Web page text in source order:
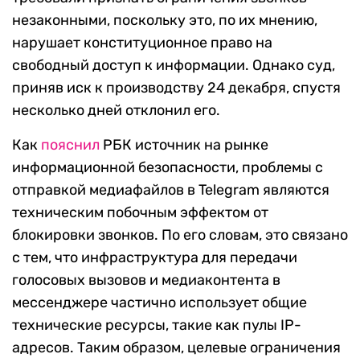
незаконными, поскольку это, по их мнению,
нарушает конституционное право на
свободный доступ к информации. Однако суд,
приняв иск к производству 24 декабря, спустя
несколько дней отклонил его.
Как пояснил РБК источник на рынке
информационной безопасности, проблемы с
отправкой медиафайлов в Telegram являются
техническим побочным эффектом от
блокировки звонков. По его словам, это связано
с тем, что инфраструктура для передачи
голосовых вызовов и медиаконтента в
мессенджере частично использует общие
технические ресурсы, такие как пулы IP-
адресов. Таким образом, целевые ограничения